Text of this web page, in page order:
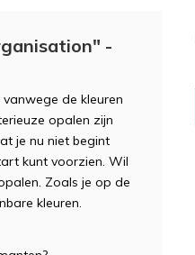
-
de kleuren
opalen zijn
je nu niet begint
kunt voorzien. Wil
Zoals je op de
kleuren.